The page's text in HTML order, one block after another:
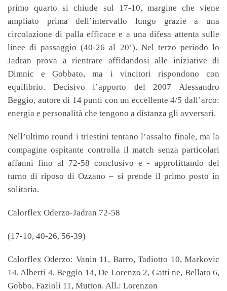
primo quarto si chiude sul 17-10, margine che viene
ampliato prima dell’intervallo lungo grazie a una
circolazione di palla efficace e a una difesa attenta sulle
linee di passaggio (40-26 al 20’). Nel terzo periodo lo
Jadran prova a rientrare affidandosi alle iniziative di
Dimnic e Gobbato, ma i vincitori rispondono con
equilibrio. Decisivo l’apporto del 2007 Alessandro
Beggio, autore di 14 punti con un eccellente 4/5 dall’arco:
energia e personalità che tengono a distanza gli avversari.
Nell’ultimo round i triestini tentano l’assalto finale, ma la
compagine ospitante controlla il match senza particolari
affanni fino al 72-58 conclusivo e - approfittando del
turno di riposo di Ozzano – si prende il primo posto in
solitaria.
Calorflex Oderzo-Jadran 72-58
(17-10, 40-26, 56-39)
Calorflex Oderzo: Vanin 11, Barro, Tadiotto 10, Markovic
14, Alberti 4, Beggio 14, De Lorenzo 2, Gatti ne, Bellato 6,
Gobbo, Fazioli 11, Mutton. All.: Lorenzon